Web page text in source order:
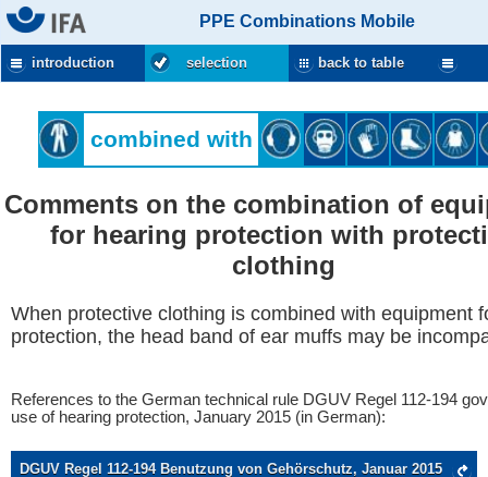
PPE Combinations Mobile
introduction selection back to table
combined with
Comments on the combination of
for hearing protection with
clothing
When protective clothing is combined with equipment
protection, the head band of ear muffs may be
References to the German technical rule DGUV Regel 112-194
use of hearing protection, January 2015 (in German):
DGUV Regel 112-194 Benutzung von Gehörschutz, Januar 2015